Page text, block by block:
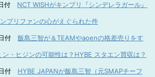
付 NCT WISHがキンプリ『シンデレラガール』
プリファンの心がえぐられた件
付 飯島三智が＆TEAMやaoenの格差売りをす
・ヒジンの可能性は？HYBE スタエン買収は？
付 HYBE JAPANが飯島三智（元SMAPチーフ